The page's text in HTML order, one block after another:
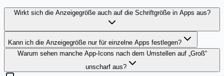
Wirkt sich die Anzeigegröße auch auf die Schriftgröße in Apps aus?
Kann ich die Anzeigegröße nur für einzelne Apps festlegen?
Warum sehen manche App-Icons nach dem Umstellen auf „Groß“
unscharf aus?